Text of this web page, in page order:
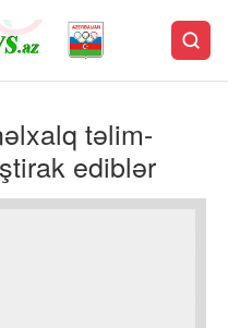
təlim-
ediblər